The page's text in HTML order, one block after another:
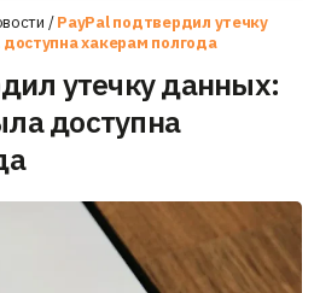
/PayPal подтвердил утечку
хакерам полгода
утечку данных:
доступна